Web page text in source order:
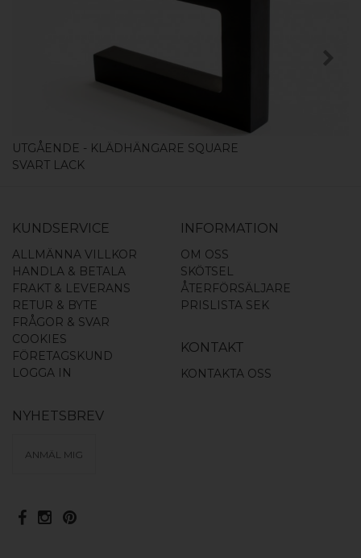
UTGÅENDE - KLÄDHÄNGARE SQUARE
SVART LACK
KUNDSERVICE
ALLMÄNNA VILLKOR
HANDLA & BETALA
FRAKT & LEVERANS
RETUR & BYTE
FRÅGOR & SVAR
COOKIES
FÖRETAGSKUND
LOGGA IN
INFORMATION
OM OSS
SKÖTSEL
ÅTERFÖRSÄLJARE
PRISLISTA SEK
KONTAKT
KONTAKTA OSS
NYHETSBREV
ANMÄL MIG